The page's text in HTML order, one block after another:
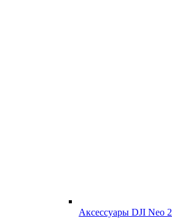
Аксессуары DJI Neo 2